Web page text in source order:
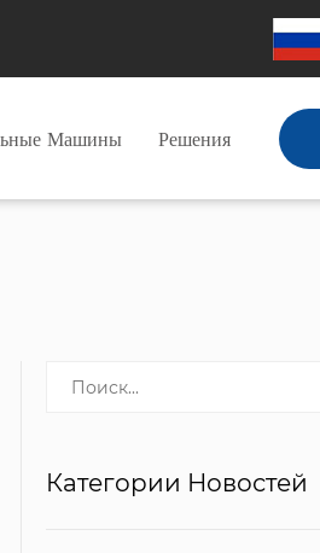
Машины Решения
Категории Новостей